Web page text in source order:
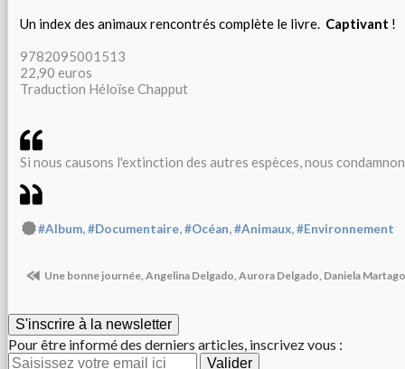
Un index des animaux rencontrés complète le livre. Captivant !
9782095001513
22,90 euros
Traduction Héloïse Chapput
Si nous causons l'extinction des autres espèces, nous
#Album,#Documentaire,#Océan,#Animaux,#Environnement
Une bonne journée, Angelina Delgado, Aurora Delgado, Daniela
S'inscrire à la newsletter
Pour être informé des derniers articles, inscrivez vous :